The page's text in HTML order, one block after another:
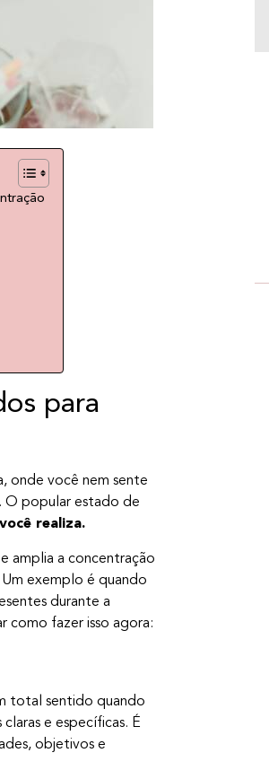
para
onde você nem sente
O popular estado de
realiza.
e amplia a concentração
exemplo é quando
durante a
como fazer isso agora:
total sentido quando
e específicas. É
objetivos e